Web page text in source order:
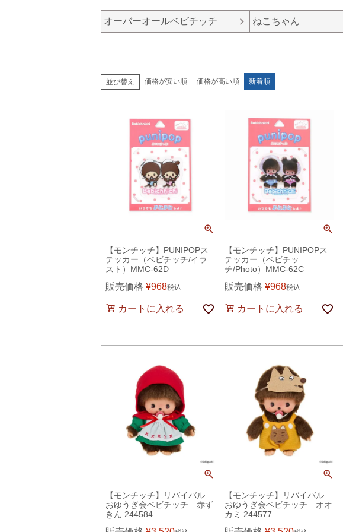
オーバーオールベビチッチ ねこちゃん
並び替え 価格が安い順 価格が高い順 新着順
【モンチッチ】PUNIPOPス
テッカー（ベビチッチ/イラ
スト）MMC-62D
販売価格 ¥968税込
カートに入れる
【モンチッチ】PUNIPOPス
テッカー（ベビチッ
チ/Photo）MMC-62C
販売価格 ¥968税込
カートに入れる
【モンチッチ】リバイバル
おゆうぎ会ベビチッチ 赤ず
きん 244584
【モンチッチ】リバイバル
おゆうぎ会ベビチッチ オオ
カミ 244577